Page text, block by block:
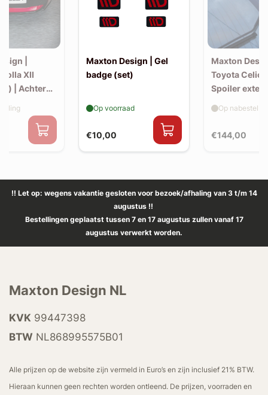
|
XII
| Achter
Maxton Design | Gel
badge (set)
€10,00
Op voorraad
Maxton
Toyota
Spoiler
€144,00
Op
!! Let op: wegens vakantie gesloten voor bezoek/afhaling van 3 t/m 14
augustus !!
Bestellingen geplaatst tussen 7 en 17 augustus zullen vanaf 17
augustus verwerkt worden.
Maxton Design NL
KVK 99447398
BTW NL868995575B01
Alle prijzen op de website zijn vermeld in Euro’s en zijn inclusief 21% BTW.
Hieraan kunnen geen rechten worden ontleend. De prijzen, voorraden en